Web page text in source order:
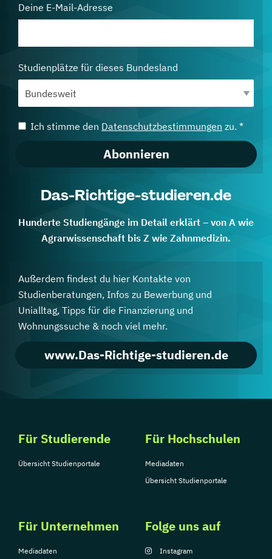
Deine E-Mail-Adresse
Studienplätze für dieses Bundesland
Ich stimme den Datenschutzbestimmungen zu. *
Abonnieren
Das-Richtige-studieren.de
Hunderte Studiengänge im Detail erklärt – von A wie
Agrarwissenschaft bis Z wie Zahnmedizin.
Außerdem findest du hier Kontakte von
Studienberatungen, Infos zu Bewerbung und
Unialltag, Tipps für die Finanzierung und
Wohnungssuche & noch viel mehr.
www.Das-Richtige-studieren.de
Für Studierende
Übersicht Studienportale
Für Hochschulen
Mediadaten
Übersicht Studienportale
Für Unternehmen
Mediadaten
Folge uns auf
Instagram